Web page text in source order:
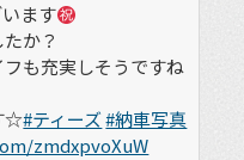
ます
か？
も充実しそうですね
☆#ティーズ#納車写真
zmdxpvoXuW